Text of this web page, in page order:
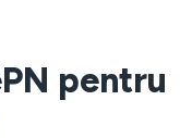
pentru